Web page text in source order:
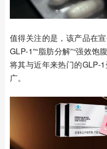
值得关注的是，该产品在
GLP-1”“脂肪分解”“强效
将其与近年来热门的GLP-
广。